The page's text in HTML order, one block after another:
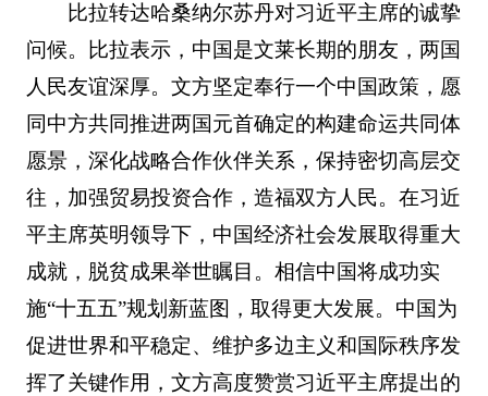
比拉转达哈桑纳尔苏丹对习近平主席的诚挚
问候。比拉表示，中国是文莱长期的朋友，两国
人民友谊深厚。文方坚定奉行一个中国政策，愿
同中方共同推进两国元首确定的构建命运共同体
愿景，深化战略合作伙伴关系，保持密切高层交
往，加强贸易投资合作，造福双方人民。在习近
平主席英明领导下，中国经济社会发展取得重大
成就，脱贫成果举世瞩目。相信中国将成功实
施“十五五”规划新蓝图，取得更大发展。中国为
促进世界和平稳定、维护多边主义和国际秩序发
挥了关键作用，文方高度赞赏习近平主席提出的